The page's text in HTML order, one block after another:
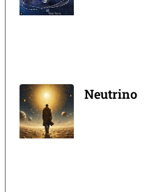
Neutrino